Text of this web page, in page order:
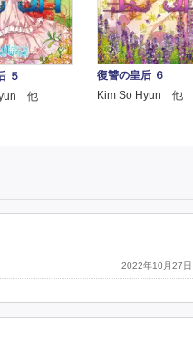
５
他
復讐の皇后 ６
Kim So Hyun 他
2022年10月27日